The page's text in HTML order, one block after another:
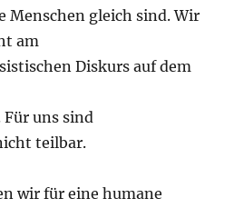
Menschen gleich sind. Wir
am
Diskurs auf dem
uns sind
teilbar.
wir für eine humane